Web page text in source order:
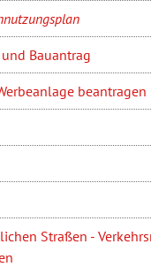
Bauantrag
beantragen
Straßen -